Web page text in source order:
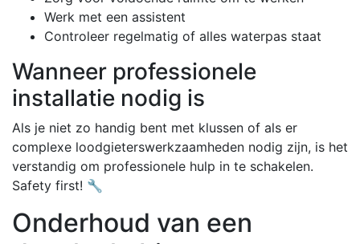
Werk met een assistent
Controleer regelmatig of alles waterpas staat
Wanneer professionele
installatie nodig is
Als je niet zo handig bent met klussen of als er
complexe loodgieterswerkzaamheden nodig zijn, is het
verstandig om professionele hulp in te schakelen.
Safety first! 🔧
Onderhoud van een